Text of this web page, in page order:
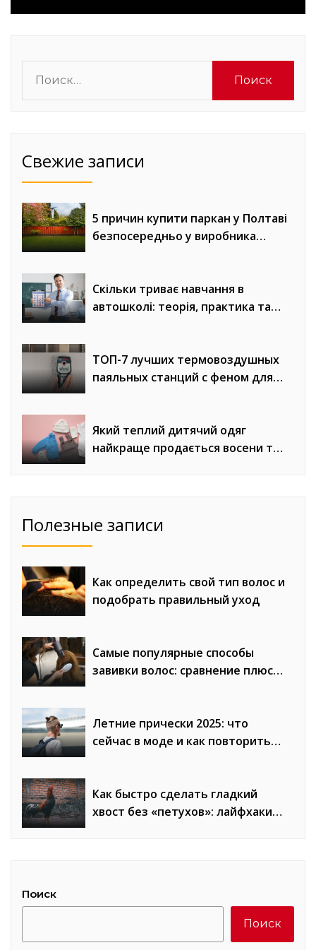
Свежие записи
5 причин купити паркан у Полтаві
безпосередньо у виробника
Скільки триває навчання в
автошколі: теорія, практика та
ТОП-7 лучших термовоздушных
паяльных станций с феном для
Який теплий дитячий одяг
найкраще продається восени та
Полезные записи
Как определить свой тип волос и
подобрать правильный уход
Самые популярные способы
завивки волос: сравнение плюсов
Летние прически 2025: что
сейчас в моде и как повторить
Как быстро сделать гладкий
хвост без «петухов»: лайфхаки
Поиск
Поиск